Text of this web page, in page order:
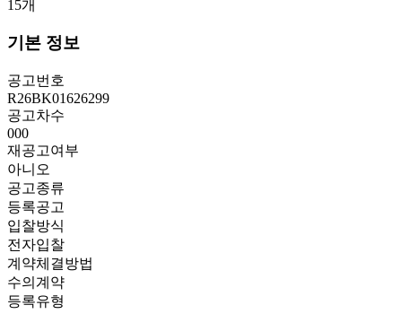
15개
기본 정보
공고번호
R26BK01626299
공고차수
000
재공고여부
아니오
공고종류
등록공고
입찰방식
전자입찰
계약체결방법
수의계약
등록유형